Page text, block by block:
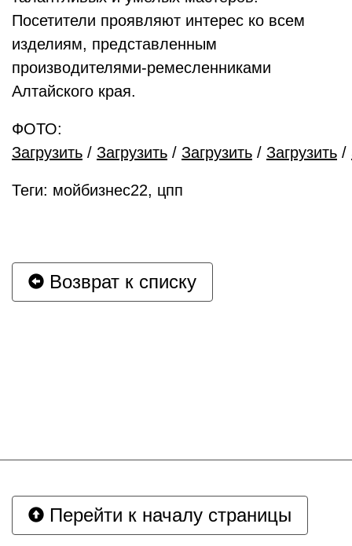
Посетители проявляют интерес ко всем
изделиям, представленным
производителями-ремесленниками
Алтайского края.
ФОТО:
Загрузить / Загрузить / Загрузить / Загрузить /
Теги: мойбизнес22, цпп
Возврат к списку
Перейти к началу страницы